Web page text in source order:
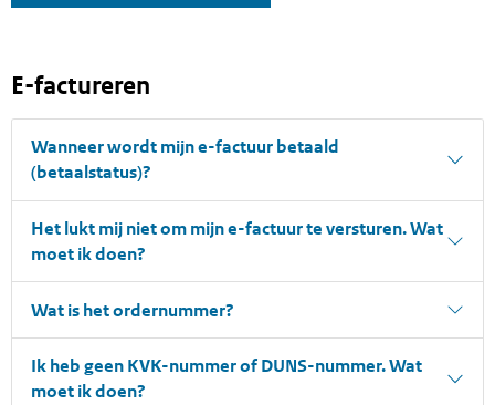
E-factureren
Wanneer wordt mijn e-factuur betaald
(betaalstatus)?
Het lukt mij niet om mijn e-factuur te versturen. Wat
moet ik doen?
Wat is het ordernummer?
Ik heb geen KVK-nummer of DUNS-nummer. Wat
moet ik doen?